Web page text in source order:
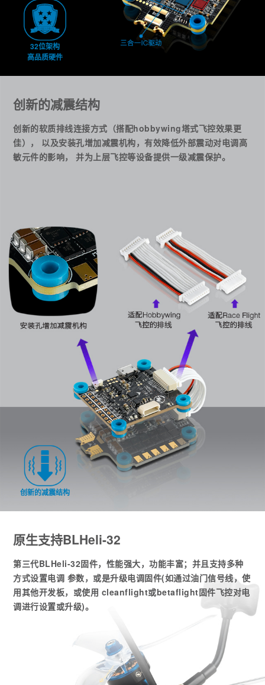
32位架构
高品质硬件
创新的减震结构
创新的软质排线连接方式（搭配hobbywing塔式飞控效果更
佳）， 以及安装孔增加减震机构，有效降低外部震动对电调高
敏元件的影响， 并为上层飞控等设备提供一级减震保护。
创新的减震结构
原生支持BLHeli-32
第三代BLHeli-32固件，性能强大，功能丰富；并且支持多种
方式设置电调 参数，或是升级电调固件(如通过油门信号线，使
用其他开发板，或使用 cleanflight或betaflight固件飞控对电
调进行设置或升级)。